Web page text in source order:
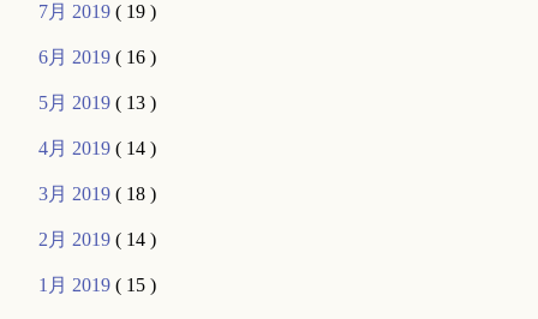
7月 2019( 19 )
6月 2019( 16 )
5月 2019( 13 )
4月 2019( 14 )
3月 2019( 18 )
2月 2019( 14 )
1月 2019( 15 )